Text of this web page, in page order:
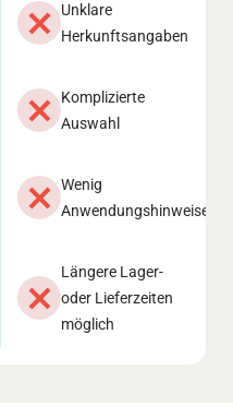
Unklare
Herkunftsangaben
Komplizierte
Auswahl
Wenig
Anwendungshinweise
Längere Lager-
oder Lieferzeiten
möglich